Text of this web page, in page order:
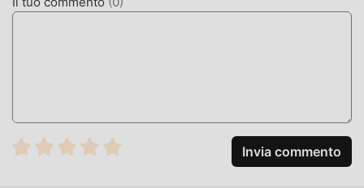
processo, aiutandoti così a concentrarti sul goderti la gioia
moddroid, puoi scaricare direttamente la versione mod
gratuita Beach Lite 1.0.10 nel pacchetto di installazione
moddroid con un clic e ci sono più giochi mod popolari
Invia commento